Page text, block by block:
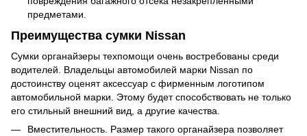
предметами.
Преимущества сумки Nissan
Сумки органайзеры техпомощи очень востребованы среди
водителей. Владельцы автомобилей марки Nissan по
достоинству оценят аксессуар с фирменным логотипом
автомобильной марки. Этому будет способствовать не только
его стильный внешний вид, а другие качества.
Вместительность. Размер такого органайзера позволяет